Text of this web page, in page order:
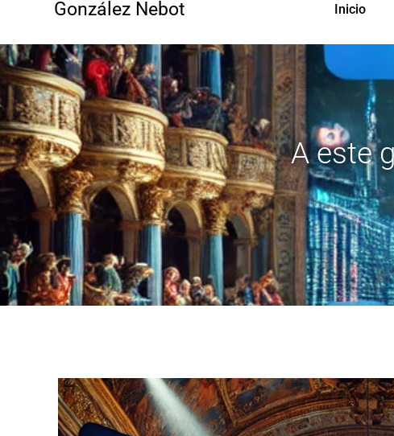
González Nebot Inicio
A este